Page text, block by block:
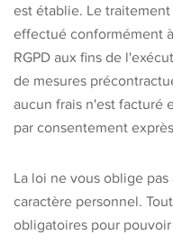
est établie. Le
effectué conformément
RGPD aux fins de
de mesures
aucun frais n'est facturé
par consentement
La loi ne vous oblige
caractère personnel.
obligatoires pour